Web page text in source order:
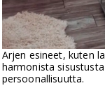
Arjen esineet, kuten
harmonista
persoonallisuutta.